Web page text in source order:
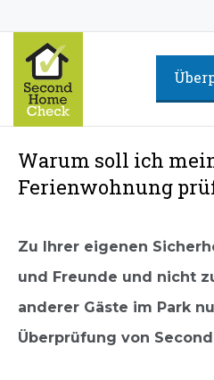
Warum soll ich
Ferienwohnung
Zu Ihrer eigenen
und Freunde und nicht
anderer Gäste im Park
Überprüfung von